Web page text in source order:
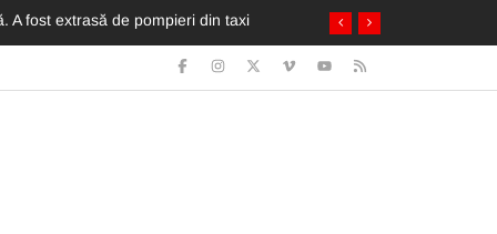
animalul ăsta mi s-a urcat pe sutien”